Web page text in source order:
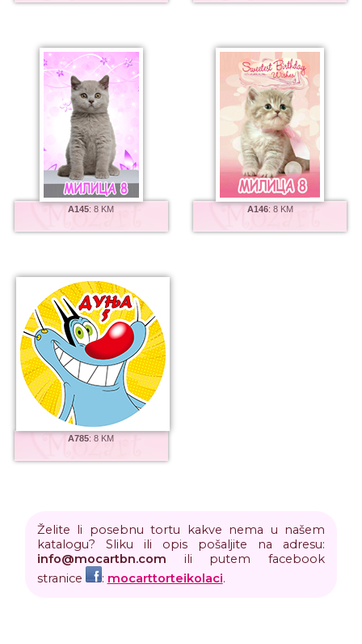
A145:8 KM A146: 8 KM
A785:8 KM
Želite li posebnu tortu kakve nema u našem
katalogu? Sliku ili opis pošaljite na adresu:
info@mocartbn.com ili putem facebook
stranice
: mocarttorteikolaci.